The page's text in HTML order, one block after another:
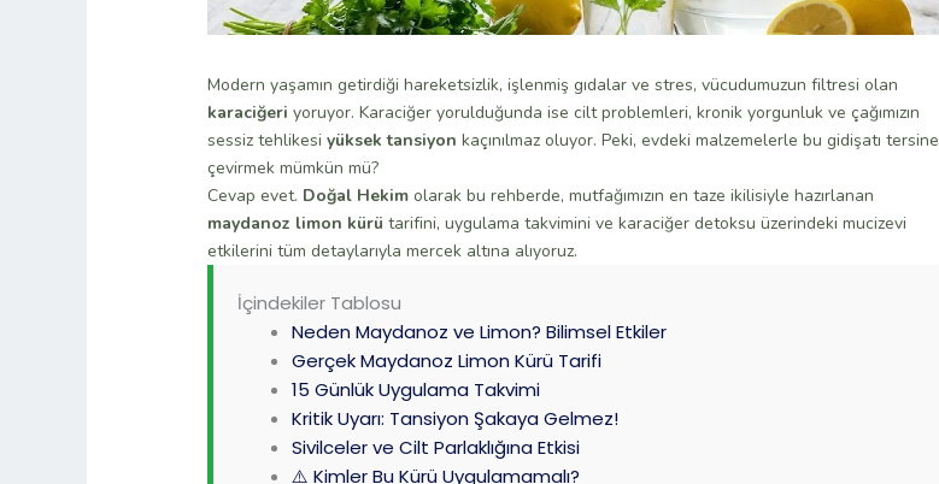
Modern yaşamın getirdiği hareketsizlik, işlenmiş gıdalar ve stres, vücudumuzun filtresi olan
karaciğeri yoruyor. Karaciğer yorulduğunda ise cilt problemleri, kronik yorgunluk ve çağımızın
sessiz tehlikesiyüksek tansiyon kaçınılmaz oluyor. Peki, evdeki malzemelerle bu gidişatı tersine
çevirmek mümkün mü?
Cevap evet. Doğal Hekim olarak bu rehberde, mutfağımızın en taze ikilisiyle hazırlanan
maydanoz limon kürü tarifini, uygulama takvimini ve karaciğer detoksu üzerindeki mucizevi
etkilerini tüm detaylarıyla mercek altına alıyoruz.
İçindekiler Tablosu
Neden Maydanoz ve Limon? Bilimsel Etkiler
Gerçek Maydanoz Limon Kürü Tarifi
15 Günlük Uygulama Takvimi
Kritik Uyarı: Tansiyon Şakaya Gelmez!
Sivilceler ve Cilt Parlaklığına Etkisi
⚠️ Kimler Bu Kürü Uygulamamalı?